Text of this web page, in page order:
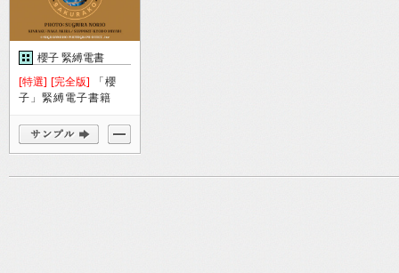
櫻子 緊縛電書
[特選] [完全版] 「櫻
子」緊縛電子書籍